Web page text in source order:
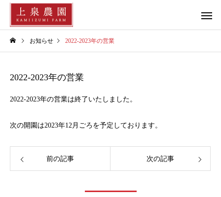
お知らせ 2022-2023年の営業
2022-2023年の営業
2022-2023年の営業は終了いたしました。
次の開園は2023年12月ごろを予定しております。
前の記事 次の記事